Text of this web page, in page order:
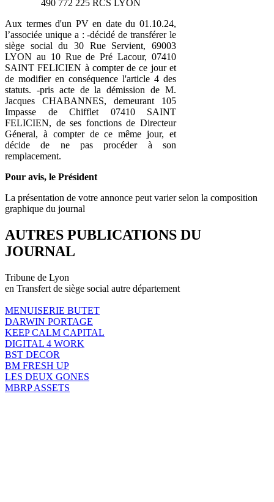
490 772 225 RCS LYON
Aux termes d'un PV en date du 01.10.24,
l’associée unique a : -décidé de transférer le
siège social du 30 Rue Servient, 69003
LYON au 10 Rue de Pré Lacour, 07410
SAINT FELICIEN à compter de ce jour et
de modifier en conséquence l'article 4 des
statuts. -pris acte de la démission de M.
Jacques CHABANNES, demeurant 105
Impasse de Chifflet 07410 SAINT
FELICIEN, de ses fonctions de Directeur
Géneral, à compter de ce même jour, et
décide de ne pas procéder à son
remplacement.
Pour avis, le Président
La présentation de votre annonce peut varier selon la composition
graphique du journal
AUTRES PUBLICATIONS DU
JOURNAL
Tribune de Lyon
en Transfert de siège social autre département
MENUISERIE BUTET
DARWIN PORTAGE
KEEP CALM CAPITAL
DIGITAL 4 WORK
BST DECOR
BM FRESH UP
LES DEUX GONES
MBRP ASSETS